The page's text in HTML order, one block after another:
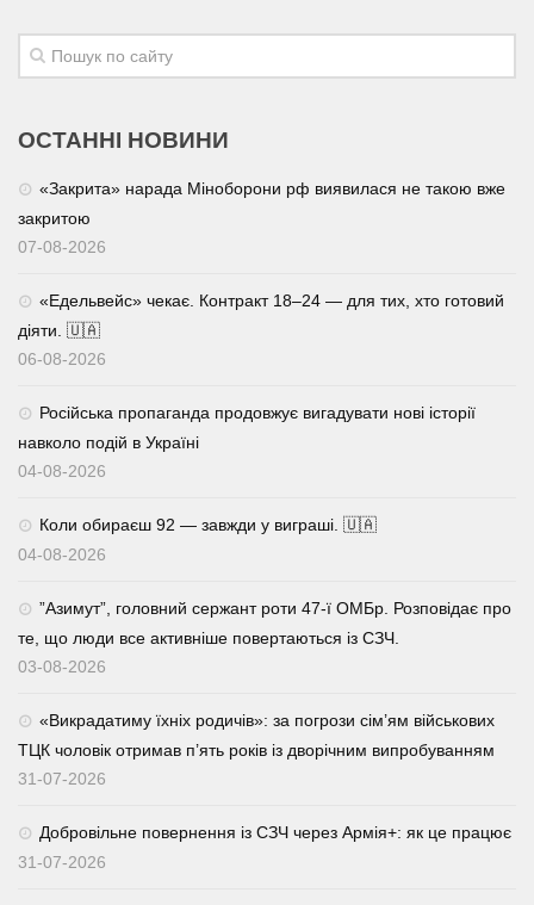
ОСТАННІ НОВИНИ
«Закрита» нарада Міноборони рф виявилася не такою вже
закритою
07-08-2026
«Едельвейс» чекає. Контракт 18–24 — для тих, хто готовий
діяти. 🇺🇦
06-08-2026
Російська пропаганда продовжує вигадувати нові історії
навколо подій в Україні
04-08-2026
Коли обираєш 92 — завжди у виграші. 🇺🇦
04-08-2026
⁨”Азимут”, головний сержант роти 47-ї ОМБр. Розповідає про
те, що люди все активніше повертаються із СЗЧ.
03-08-2026
«Викрадатиму їхніх родичів»: за погрози сім’ям військових
ТЦК чоловік отримав п’ять років із дворічним випробуванням
31-07-2026
Добровільне повернення із СЗЧ через Армія+: як це працює
31-07-2026